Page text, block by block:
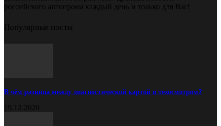
российского автопрома каждый день и только для Вас!
Популярные посты
В чём разница между диагностической картой и техосмотром?
19.12.2020